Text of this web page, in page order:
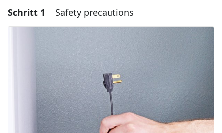
Schritt 1 Safety precautions